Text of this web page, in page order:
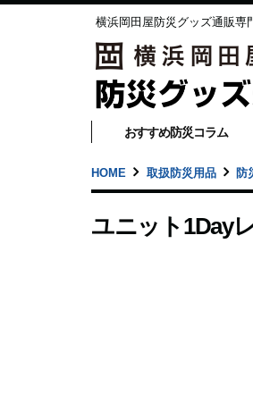
横浜岡田屋防災グッズ通販専
おすすめ防災コラム
HOME 取扱防災用品 防
ユニット1Day